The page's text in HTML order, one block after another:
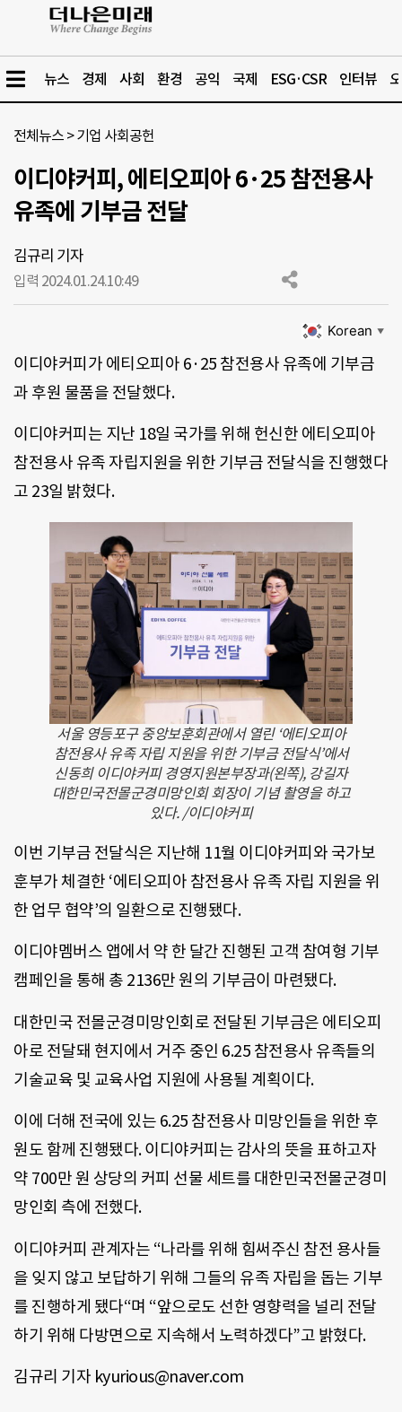
뉴스 경제 사회 환경 공익 국제 ESG·CSR 인터뷰
전체뉴스 >기업 사회공헌
이디야커피, 에티오피아 6·25 참전용사
유족에 기부금 전달
김규리 기자
입력 2024.01.24.10:49
Korean ▼
이디야커피가 에티오피아 6·25 참전용사 유족에 기부금
과 후원 물품을 전달했다.
이디야커피는 지난 18일 국가를 위해 헌신한 에티오피아
참전용사 유족 자립지원을 위한 기부금 전달식을 진행했다
고 23일 밝혔다.
서울 영등포구 중앙보훈회관에서 열린 ‘에티오피아
참전용사 유족 자립 지원을 위한 기부금 전달식’에서
신동희 이디야커피 경영지원본부장과(왼쪽), 강길자
대한민국전몰군경미망인회 회장이 기념 촬영을 하고
있다. /이디야커피
이번 기부금 전달식은 지난해 11월 이디야커피와 국가보
훈부가 체결한 ‘에티오피아 참전용사 유족 자립 지원을 위
한 업무 협약’의 일환으로 진행됐다.
이디야멤버스 앱에서 약 한 달간 진행된 고객 참여형 기부
캠페인을 통해 총 2136만 원의 기부금이 마련됐다.
대한민국 전몰군경미망인회로 전달된 기부금은 에티오피
아로 전달돼 현지에서 거주 중인 6.25 참전용사 유족들의
기술교육 및 교육사업 지원에 사용될 계획이다.
이에 더해 전국에 있는 6.25 참전용사 미망인들을 위한 후
원도 함께 진행됐다. 이디야커피는 감사의 뜻을 표하고자
약 700만 원 상당의 커피 선물 세트를 대한민국전몰군경미
망인회 측에 전했다.
이디야커피 관계자는 “나라를 위해 힘써주신 참전 용사들
을 잊지 않고 보답하기 위해 그들의 유족 자립을 돕는 기부
를 진행하게 됐다“며 “앞으로도 선한 영향력을 널리 전달
하기 위해 다방면으로 지속해서 노력하겠다”고 밝혔다.
김규리 기자 kyurious@naver.com